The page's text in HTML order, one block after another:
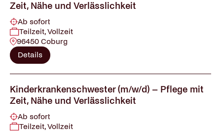
Zeit, Nähe und Verlässlichkeit
Ab sofort
Teilzeit, Vollzeit
96450 Coburg
Details
Kinderkrankenschwester (m/w/d) – Pflege mit
Zeit, Nähe und Verlässlichkeit
Ab sofort
Teilzeit, Vollzeit